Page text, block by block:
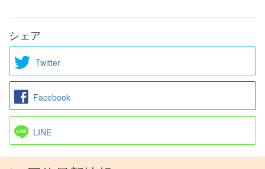
シェア
Twitter
Facebook
LINE